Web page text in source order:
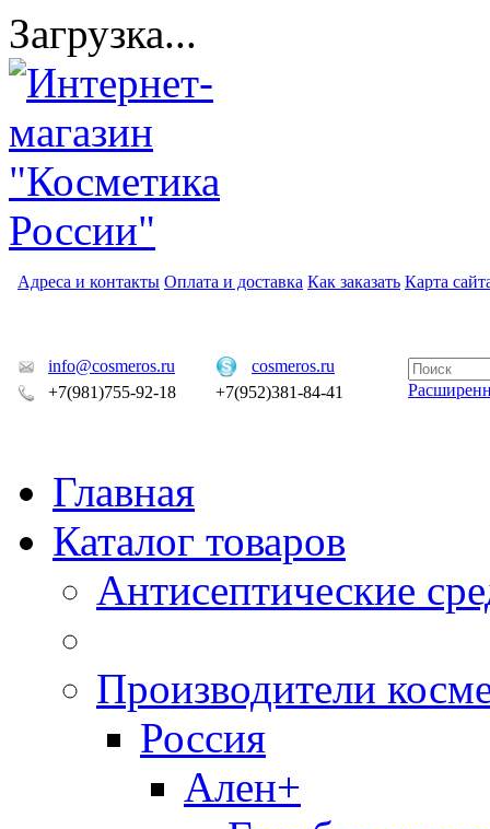
Загрузка...
Адреса и контакты Оплата и доставка Как заказать Карта
info@cosmeros.ru
cosmeros.ru
+7(981)755-92-18
+7(952)381-84-41
Главная
Каталог товаров
Антисептические
Производители
Россия
Ален+